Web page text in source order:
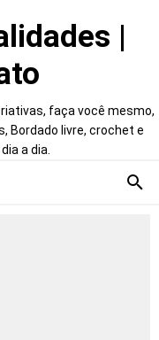
|
faça você mesmo,
Bordado livre, crochet e
a dia.